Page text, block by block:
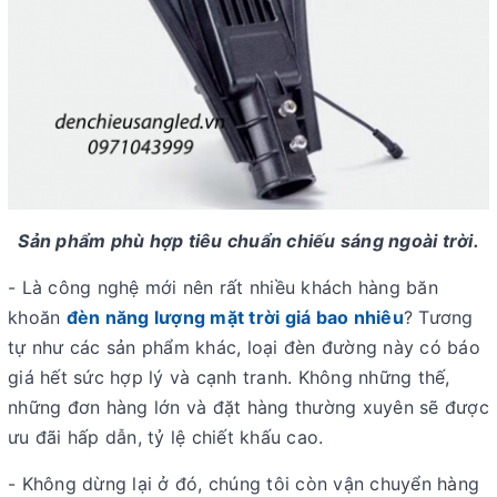
Sản phẩm phù hợp tiêu chuẩn chiếu sáng ngoài trời.
- Là công nghệ mới nên rất nhiều khách hàng băn
khoăn đèn năng lượng mặt trời giá bao nhiêu? Tương
tự như các sản phẩm khác, loại đèn đường này có báo
giá hết sức hợp lý và cạnh tranh. Không những thế,
những đơn hàng lớn và đặt hàng thường xuyên sẽ được
ưu đãi hấp dẫn, tỷ lệ chiết khấu cao.
- Không dừng lại ở đó, chúng tôi còn vận chuyển hàng